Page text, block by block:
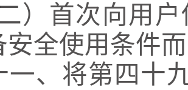
）首次向用
安全使用条件
、 将第四十